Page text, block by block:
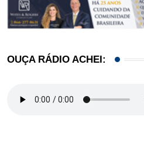
OUÇA RÁDIO ACHEI: